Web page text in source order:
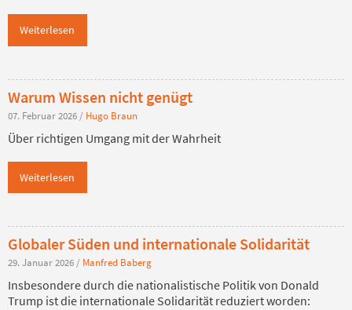
Weiterlesen
Warum Wissen nicht genügt
07. Februar 2026 / Hugo Braun
Über richtigen Umgang mit der Wahrheit
Weiterlesen
Globaler Süden und internationale Solidarität
29. Januar 2026 / Manfred Baberg
Insbesondere durch die nationalistische Politik von Donald
Trump ist die internationale Solidarität reduziert worden: